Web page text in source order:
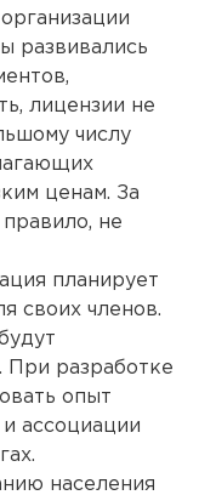
развивались
лицензии не
числу
ценам. За
не
планирует
своих членов.
При разработке
опыт
ассоциации
населения